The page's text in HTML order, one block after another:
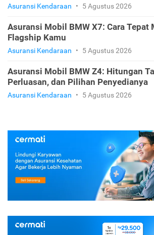
Asuransi Kendaraan • 5 Agustus 2026
Asuransi Mobil BMW X7: Cara Tepat
Flagship Kamu
Asuransi Kendaraan • 5 Agustus 2026
Asuransi Mobil BMW Z4: Hitungan
Perluasan, dan Pilihan Penyedianya
Asuransi Kendaraan • 5 Agustus 2026